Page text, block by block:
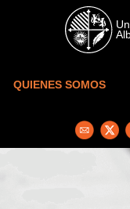
Skip to main content
QUIENES SOMOS